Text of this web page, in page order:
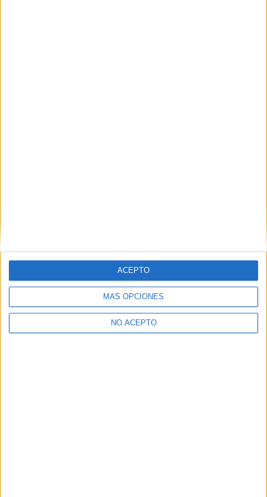
MÁS OPCIONES
NO ACEPTO
ACEPTO
Y como regalo de agradecimiento, por registrarte te daremos
gratis una copia de nuestro ebook con 100 consejos para tu
primer año de universidad